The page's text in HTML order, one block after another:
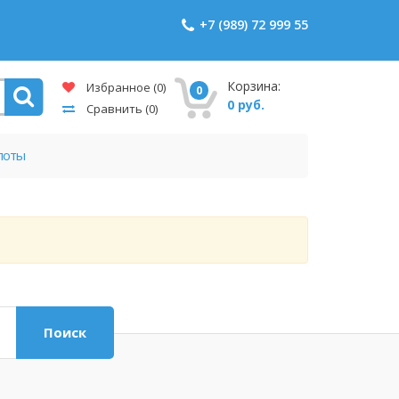
+7 (989) 72 999 55
Избранное (0)
Сравнить (0)
0
Корзина:
0 руб.
Поиск